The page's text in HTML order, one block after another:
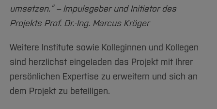
umsetzen.“ – Impulsgeber und Initiator des
Projekts Prof. Dr.-Ing. Marcus Kröger
Weitere Institute sowie Kolleginnen und Kollegen
sind herzlichst eingeladen das Projekt mit Ihrer
persönlichen Expertise zu erweitern und sich an
dem Projekt zu beteiligen.